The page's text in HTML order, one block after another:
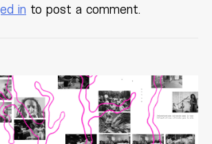
in to post a comment.